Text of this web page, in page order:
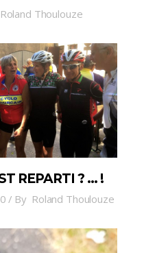
Roland Thoulouze
REPARTI ? … !
By Roland Thoulouze